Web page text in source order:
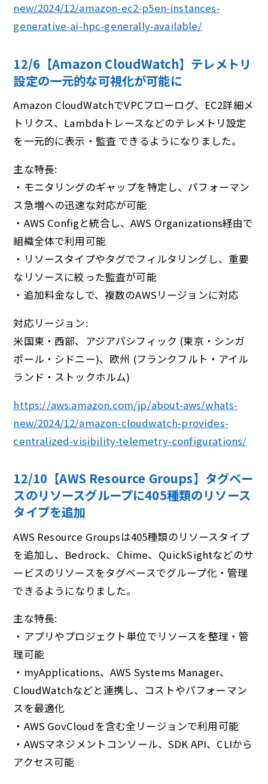
new/2024/12/amazon-ec2-p5en-instances-
generative-ai-hpc-generally-available/
12/6【Amazon CloudWatch】テレメトリ
設定の⼀元的な可視化が可能に
Amazon CloudWatchでVPCフローログ、EC2詳細メ
トリクス、Lambdaトレースなどのテレメトリ設定
を一元的に表示・監査 できるようになりました。
主な特長:
・モニタリングのギャップを特定し、パフォーマン
ス急増への迅速な対応が可能
・AWS Configと統合し、AWS Organizations経由で
組織全体で利用可能
・リソースタイプやタグでフィルタリングし、重要
なリソースに絞った監査が可能
・追加料金なしで、複数のAWSリージョンに対応
対応リージョン:
米国東・西部、アジアパシフィック (東京・シンガ
ポール・シドニー)、欧州 (フランクフルト・アイル
ランド・ストックホルム)
https://aws.amazon.com/jp/about-aws/whats-
new/2024/12/amazon-cloudwatch-provides-
centralized-visibility-telemetry-configurations/
12/10【AWS Resource Groups】タグベー
スのリソースグループに405種類のリソース
タイプを追加
AWS Resource Groupsは405種類のリソースタイプ
を追加し、Bedrock、Chime、QuickSightなどのサ
ービスのリソースをタグベースでグループ化・管理
できるようになりました。
主な特長:
・アプリやプロジェクト単位でリソースを整理・管
理可能
・myApplications、AWS Systems Manager、
CloudWatchなどと連携し、コストやパフォーマン
スを最適化
・AWS GovCloudを含む全リージョンで利用可能
・AWSマネジメントコンソール、SDK API、CLIから
アクセス可能